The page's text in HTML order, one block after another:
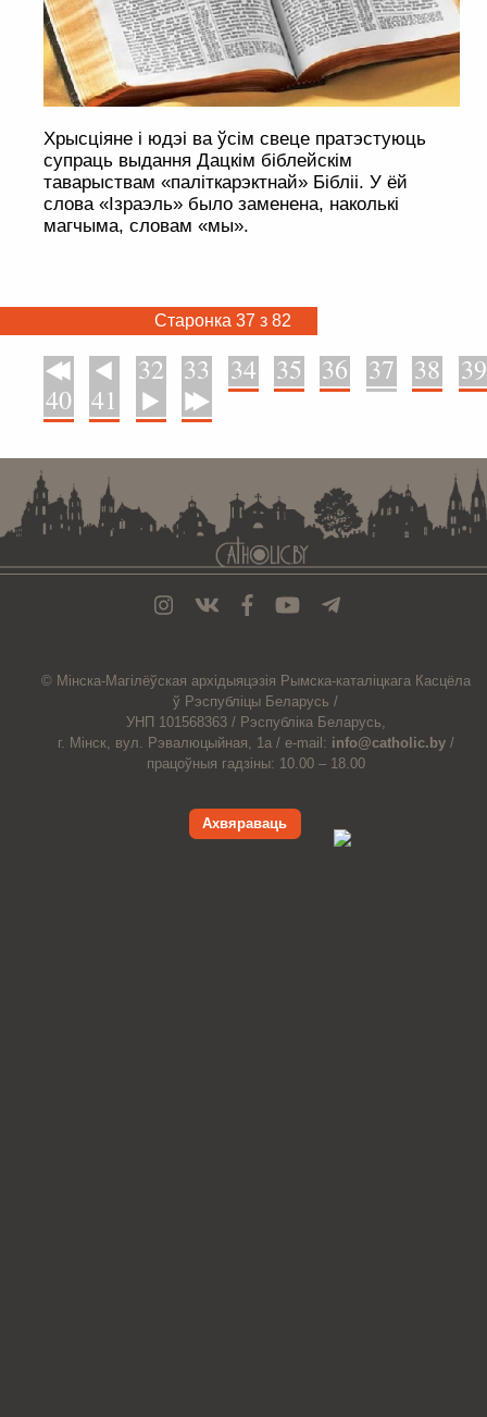
Хрысціяне і юдэі ва ўсім свеце пратэстуюць
супраць выдання Дацкім біблейскім
таварыствам «паліткарэктнай» Бібліі. У ёй
слова «Ізраэль» было заменена, наколькі
магчыма, словам «мы».
Старонка 37 з 82
32 33 34 35 36 37 38
39
40 41
© Мiнска-Магiлёўская архiдыяцэзiя Рымска-каталіцкага Касцёла
ў Рэспубліцы Беларусь /
УНП 101568363 / Рэспубліка Беларусь,
г. Мінск, вул. Рэвалюцыйная, 1а / e-mail: info@catholic.by /
працоўныя гадзіны: 10.00 – 18.00
Ахвяраваць